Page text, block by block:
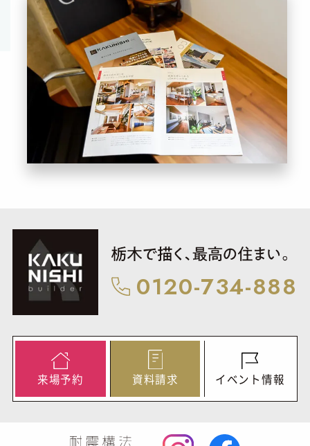
0120-734-888
来場予約 資料請求 イベン ト情報